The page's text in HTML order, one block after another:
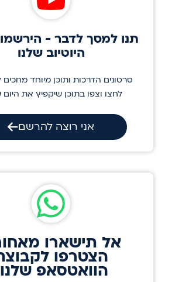
תנו למסך לדבר -
היוטיוב שלנו
סרטונים הדרכות ותוכן מיוחד
לחצו וצפו בתוכן שיקפיץ את
אני רוצה להרשם
אל תישארו
הצטרפו
הוואטסאפ